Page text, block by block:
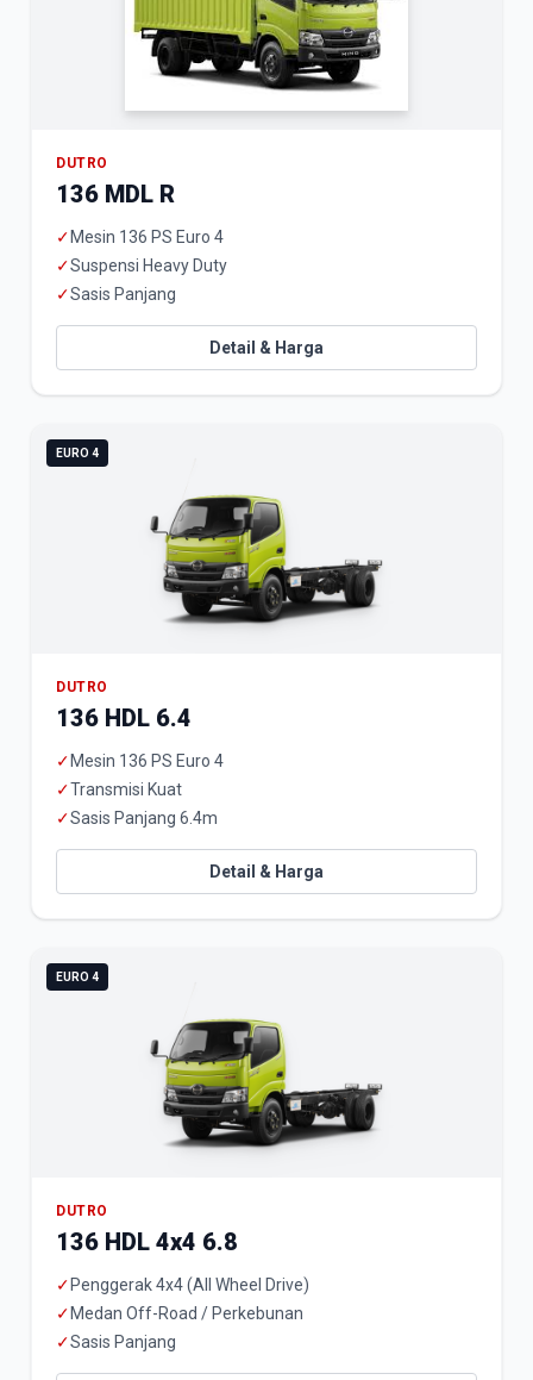
DUTRO
136 MDL R
✓ Mesin 136 PS Euro 4
✓Suspensi Heavy Duty
✓Sasis Panjang
Detail & Harga
EURO 4
DUTRO
136 HDL 6.4
✓ Mesin 136 PS Euro 4
✓Transmisi Kuat
✓Sasis Panjang 6.4m
Detail & Harga
EURO 4
DUTRO
136 HDL 4x4 6.8
✓ Penggerak 4x4 (All Wheel Drive)
✓ Medan Off-Road / Perkebunan
✓Sasis Panjang